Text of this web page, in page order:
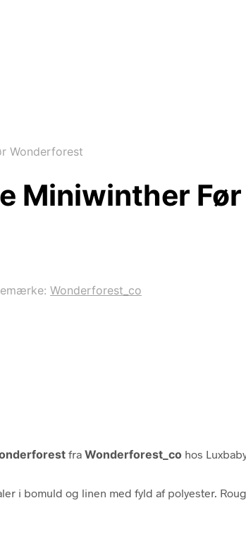
Wonderforest
Miniwinther
Wonderforest_co
fra Wonderforest_co hos
i bomuld og linen med fyld af polyester.